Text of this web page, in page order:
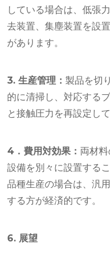
している場合は、低張
去装置、集塵装置を設
があります。
3. 生産管理： 製品を切
的に清掃し、対応する
と接触圧力を再設定し
4．費用対効果： 両材
設備を別々に設置する
品種生産の場合は、汎
する方が経済的です。
6. 展望